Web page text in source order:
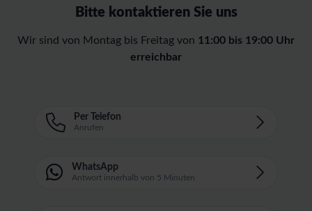
Bitte kontaktieren Sie uns
Wir sind von Montag bis Freitag von 11:00 bis 19:00 Uhr
erreichbar
Per Telefon
Anrufen
WhatsApp
Antwort innerhalb von 5 Minuten